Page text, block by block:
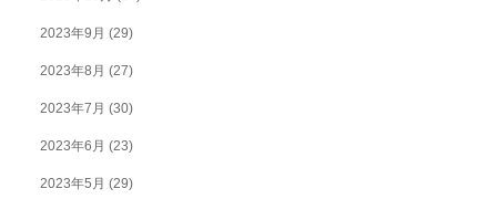
2023年9月 (29)
2023年8月 (27)
2023年7月 (30)
2023年6月 (23)
2023年5月 (29)